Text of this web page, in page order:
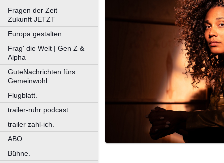
Fragen der Zeit
Zukunft JETZT
Europa gestalten
Frag' die Welt | Gen Z &
Alpha
GuteNachrichten fürs
Gemeinwohl
Flugblatt.
trailer-ruhr podcast.
trailer zahl-ich.
ABO.
Bühne.